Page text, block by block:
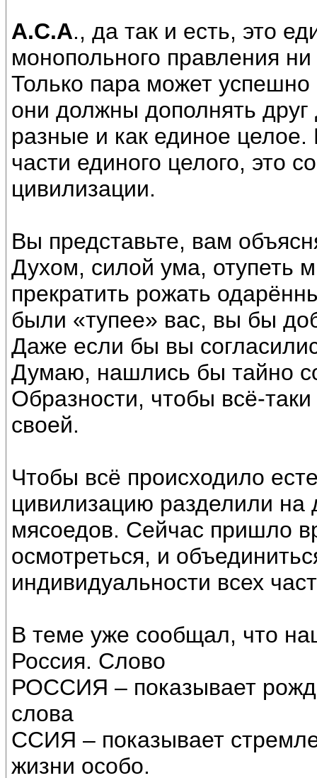
А.С.А., да так и есть, это
монопольного правления
Только пара может успешно
они должны дополнять
разные и как единое
части единого целого, это
цивилизации.
Вы представьте, вам
Духом, силой ума, отупеть
прекратить рожать
были «тупее» вас, вы бы
Даже если бы вы
Думаю, нашлись бы тайно
Образности, чтобы всё-
своей.
Чтобы всё происходило
цивилизацию разделили на
мясоедов. Сейчас пришло
осмотреться, и
индивидуальности всех
В теме уже сообщал, что
Россия. Слово
РОССИЯ – показывает
слова
ССИЯ – показывает
жизни особо.